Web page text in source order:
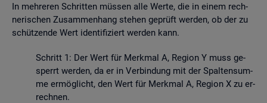
In meh­re­ren Schrit­ten müs­sen alle Werte, die in einem rech­
ne­ri­schen Zu­sam­men­hang ste­hen ge­prüft wer­den, ob der zu
schüt­zen­de Wert iden­ti­fi­ziert wer­den kann.
Schritt 1: Der Wert für Merk­mal A, Re­gi­on Y muss ge­
sperrt wer­den, da er in Ver­bin­dung mit der Spal­ten­sum­
me er­mög­licht, den Wert für Merk­mal A, Re­gi­on X zu er­
rech­nen.